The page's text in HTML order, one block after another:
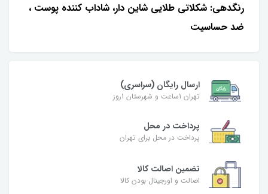
رنگدهی: شكلاتى طلایی شاین دار، شاداب كننده پوست ،
ضد حساسيت
ارسال رایگان (سراسری)
تهران 1ساعت و شهرستان 1روز
پرداخت در محل
پرداخت در محل برای تهران
تضمین اصالت کالا
اصالت و اورجینال بودن کالا